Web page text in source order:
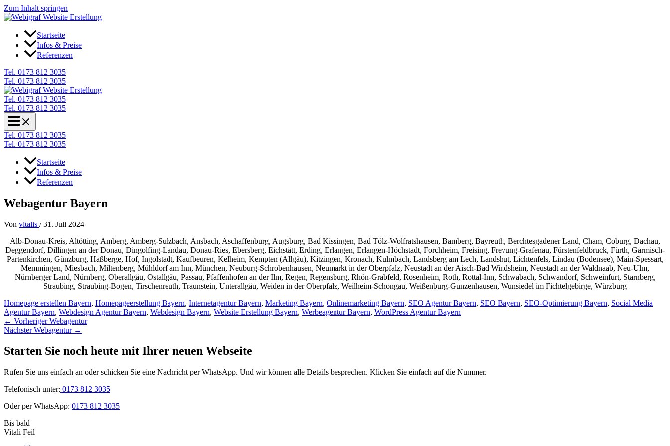
Zum Inhalt springen
Startseite
Infos & Preise
Referenzen
Tel. 0173 812 3035
Tel. 0173 812 3035
Tel. 0173 812 3035
Tel. 0173 812 3035
Tel. 0173 812 3035
Tel. 0173 812 3035
Startseite
Infos & Preise
Referenzen
Webagentur Bayern
Von vitalis /31. Juli 2024
Alb-Donau-Kreis, Altötting, Amberg, Amberg-Sulzbach, Ansbach, Aschaffenburg, Augsburg, Bad Kissingen, Bad Tölz-Wolfratshausen, Bamberg, Bayreuth, Berchtesgadener Land, Cham, Coburg, Dachau,
Deggendorf, Dillingen an der Donau, Dingolfing-Landau, Donau-Ries, Ebersberg, Eichstätt, Erding, Erlangen, Erlangen-Höchstadt, Forchheim, Freising, Freyung-Grafenau, Fürstenfeldbruck, Fürth, Garmisch-
Partenkirchen, Günzburg, Haßberge, Hof, Ingolstadt, Kaufbeuren, Kelheim, Kempten (Allgäu), Kitzingen, Kronach, Kulmbach, Landsberg am Lech, Landshut, Lichtenfels, Lindau (Bodensee), Main-Spessart,
Memmingen, Miesbach, Miltenberg, Mühldorf am Inn, München, Neuburg-Schrobenhausen, Neumarkt in der Oberpfalz, Neustadt an der Aisch-Bad Windsheim, Neustadt an der Waldnaab, Neu-Ulm,
Nürnberger Land, Nürnberg, Oberallgäu, Ostallgäu, Passau, Pfaffenhofen an der Ilm, Regen, Regensburg, Rhön-Grabfeld, Rosenheim, Roth, Rottal-Inn, Schwabach, Schwandorf, Schweinfurt, Starnberg,
Straubing, Straubing-Bogen, Tirschenreuth, Traunstein, Unterallgäu, Weiden in der Oberpfalz, Weilheim-Schongau, Weißenburg-Gunzenhausen, Wunsiedel im Fichtelgebirge, Würzburg
Homepage erstellen Bayern, Homepageerstellung Bayern, Internetagentur Bayern, Marketing Bayern, Onlinemarketing Bayern, SEO Agentur Bayern, SEO Bayern, SEO-Optimierung Bayern, Social Media
Agentur Bayern, Webdesign Agentur Bayern, Webdesign Bayern, Website Erstellung Bayern, Werbeagentur Bayern, WordPress Agentur Bayern
← Vorheriger Webagentur
Nächster Webagentur →
Starten Sie noch heute mit Ihrer neuen Webseite
Rufen Sie uns einfach an oder schicken Sie eine Nachricht per WhatsApp. Und wir können alle Details besprechen. Klicken Sie einfach auf die Nummer.
Telefonisch unter: 0173 812 3035
Oder per WhatsApp: 0173 812 3035
Bis bald
Vitali Feil